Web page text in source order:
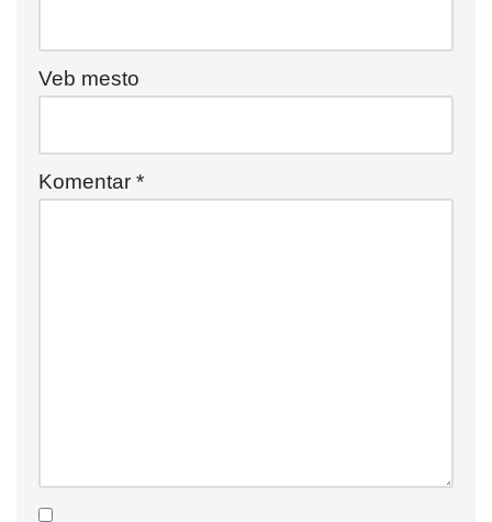
Veb mesto
Komentar *